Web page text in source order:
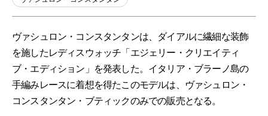
ヴァシュロン・コンスタンタンは、ダイアルに繊細な装飾
を施したレディスウォッチ「エジェリー・クリエイティ
ブ・エディション」を発表した。イタリア・ブラーノ島の
手編みレースに着想を得たこのモデルは、ヴァシュロン・
コンスタンタン・ブティックのみでの販売となる。